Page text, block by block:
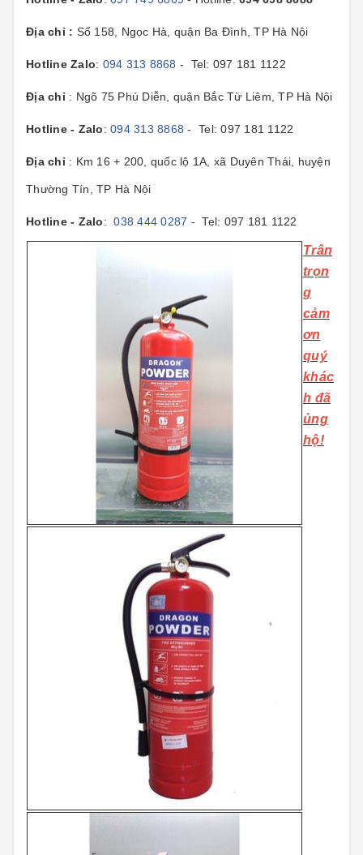
Địa chỉ : Số 158, Ngọc Hà, quận Ba Đình, TP Hà Nội
Hotline Zalo: 094 313 8868 - Tel: 097 181 1122
Địa chỉ : Ngõ 75 Phú Diễn, quận Bắc Từ Liêm, TP Hà Nội
Hotline - Zalo: 094 313 8868- Tel: 097 181 1122
Địa chỉ : Km 16 + 200, quốc lộ 1A, xã Duyên Thái, huyện
Thường Tín, TP Hà Nội
Hotline - Zalo:038 444 0287 - Tel: 097 181 1122
Trân
trọn
g
cảm
ơn
quý
khác
h đã
ủng
hộ!